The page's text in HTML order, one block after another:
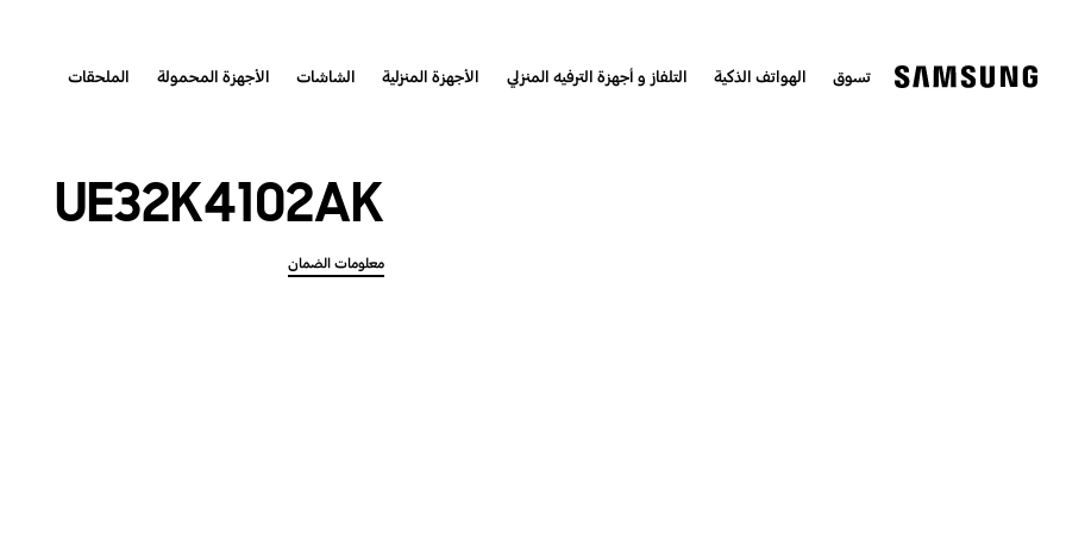
تسوق الهواتف الذكية التلفاز و أجهزة الترفيه المنزلي الأجهزة المنزلية الشاشات الأجهزة المحمولة الملحقات
UE32K4102AK
معلومات الضمان